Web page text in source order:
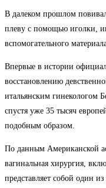
В далеком прошлом
плеву с помощью иголки,
вспомогательного
Впервые в истории
восстановлению
итальянским гинекологом
спустя уже 35 тысяч
подобным образом.
По данным Американской
вагинальная хирургия,
представляет собой один